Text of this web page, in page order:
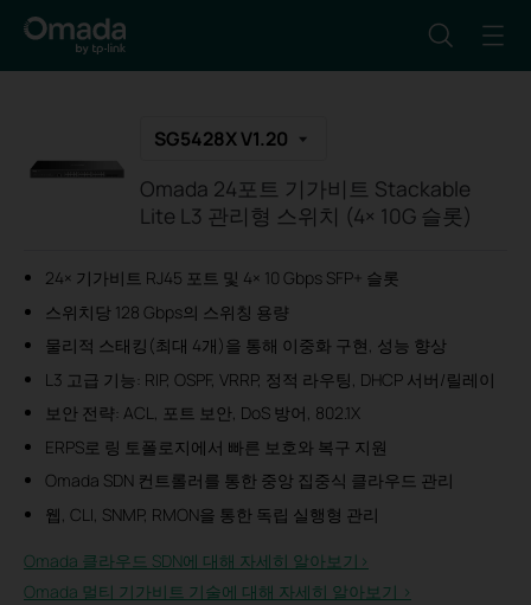
SG5428X V1.20
Omada 24포트 기가비트 Stackable
Lite L3 관리형 스위치 (4× 10G 슬롯)
24× 기가비트 RJ45 포트 및 4× 10 Gbps SFP+ 슬롯
스위치당 128 Gbps의 스위칭 용량
물리적 스태킹(최대 4개)을 통해 이중화 구현, 성능 향상
L3 고급 기능: RIP, OSPF, VRRP, 정적 라우팅, DHCP 서버/릴레이
보안 전략: ACL, 포트 보안, DoS 방어, 802.1X
ERPS로 링 토폴로지에서 빠른 보호와 복구 지원
Omada SDN 컨트롤러를 통한 중앙 집중식 클라우드 관리
웹, CLI, SNMP, RMON을 통한 독립 실행형 관리
Omada 클라우드 SDN에 대해 자세히 알아보기>
Omada 멀티 기가비트 기술에 대해 자세히 알아보기 >